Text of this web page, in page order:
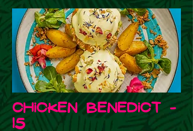
Chicken Benedict -
15